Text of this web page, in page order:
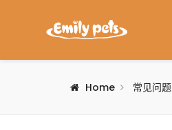
Home 常见问题